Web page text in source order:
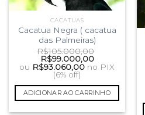
CACATUAS
Cacatua Negra ( cacatua
das Palmeiras)
R$105.000,00
O
preço
original
R$105.000,00.
R$99.000,00O
preço
R$99.000,00.
ou R$93.060,00 no PIX
(6% off)
ADICIONAR AO CARRINHO